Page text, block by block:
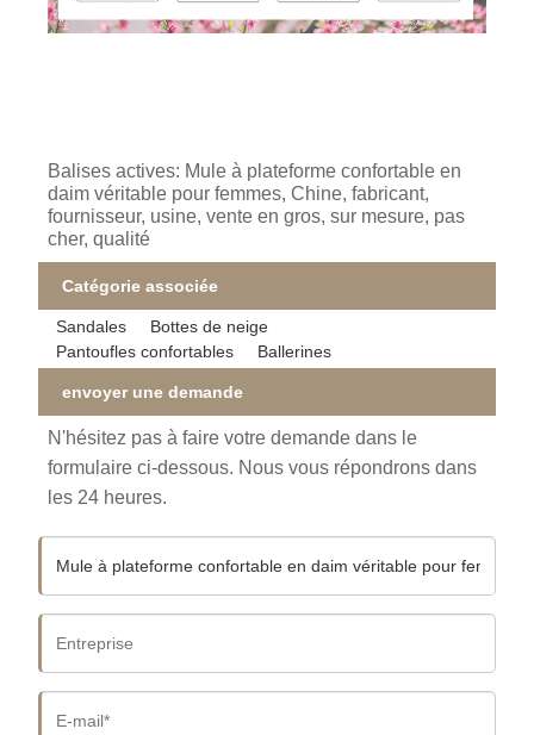
Balises actives: Mule à plateforme confortable en
daim véritable pour femmes, Chine, fabricant,
fournisseur, usine, vente en gros, sur mesure, pas
cher, qualité
Catégorie associée
Sandales
Bottes de neige
Pantoufles confortables
Ballerines
envoyer une demande
N'hésitez pas à faire votre demande dans le
formulaire ci-dessous. Nous vous répondrons dans
les 24 heures.